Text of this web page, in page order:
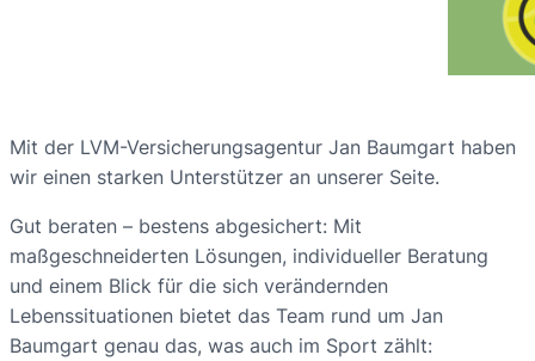
Mit der LVM-Versicherungsagentur Jan Baumgart haben
wir einen starken Unterstützer an unserer Seite.
Gut beraten – bestens abgesichert: Mit
maßgeschneiderten Lösungen, individueller Beratung
und einem Blick für die sich verändernden
Lebenssituationen bietet das Team rund um Jan
Baumgart genau das, was auch im Sport zählt: